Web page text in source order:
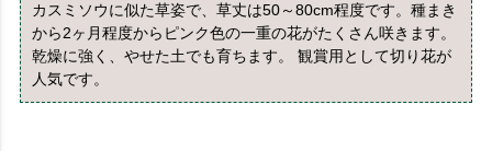
カスミソウに似た草姿で、草丈は50～80cm程度です。種まき
から2ヶ月程度からピンク色の一重の花がたくさん咲きます。
乾燥に強く、やせた土でも育ちます。 観賞用として切り花が
人気です。